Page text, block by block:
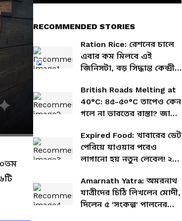
RECOMMENDED STORIES
Ration Rice: রেশনের চালে
এবার কম মিলবে এই
জিনিসটা, বড় সিদ্ধান্ত কেন্দ্রীয়
British Roads Melting at
40°C: ৪৫-৫০°C তাপেও কেন
গলে না ভারতের রাস্তা? জানুন
Expired Food: খাবারের ডেট
পেরিয়ে যাওয়ার পরেও
লাগানো হয় নতুন লেবেল! ২০
Amarnath Yatra: অমরনাথ
যাত্রীদের চিঠি লিখলেন মোদী,
দিলেন ৫ 'সংকল্প' পালনের